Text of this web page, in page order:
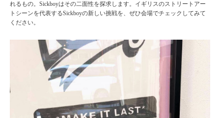
れるもの。Sickboyはその⼆⾯性を探求します。イギリスのストリートアー
トシーンを代表するSickboyの新しい挑戦を、ぜひ会場でチェックしてみて
ください。